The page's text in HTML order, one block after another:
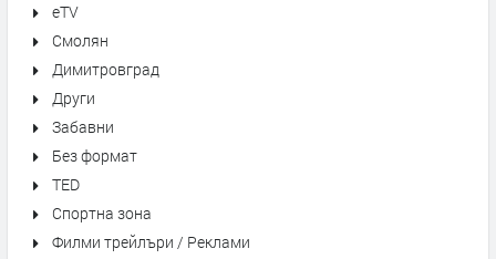
eTV
Смолян
Димитровград
Други
Забавни
Без формат
TED
Спортна зона
Филми трейлъри / Реклами